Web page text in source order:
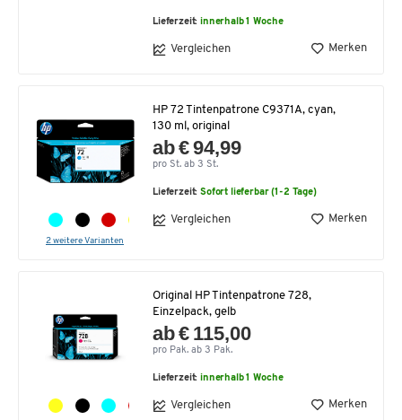
Lieferzeit:innerhalb 1 Woche
Vergleichen Merken
2 weitere Varianten
HP 72 Tintenpatrone C9371A, cyan,
130 ml, original
ab € 94,99
pro St. ab 3 St.
Lieferzeit:Sofort lieferbar (1-2 Tage)
Vergleichen Merken
Original HP Tintenpatrone 728,
Einzelpack, gelb
ab € 115,00
pro Pak. ab 3 Pak.
Lieferzeit:innerhalb 1 Woche
Vergleichen Merken